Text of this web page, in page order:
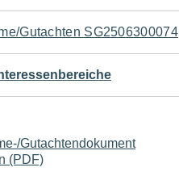
Gutachten SG2506300074
Gutachtendokument
(PDF)